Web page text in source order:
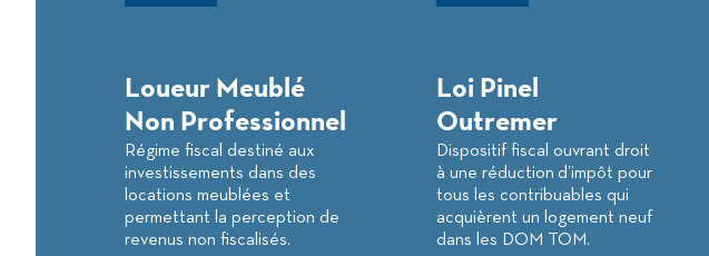
Loueur Meublé
Non Professionnel
Régime fiscal destiné aux
investissements dans des
locations meublées et
permettant la perception de
revenus non fiscalisés.
Loi Pinel
Outremer
Dispositif fiscal ouvrant droit
à une réduction d’impôt pour
tous les contribuables qui
acquièrent un logement neuf
dans les DOM TOM.